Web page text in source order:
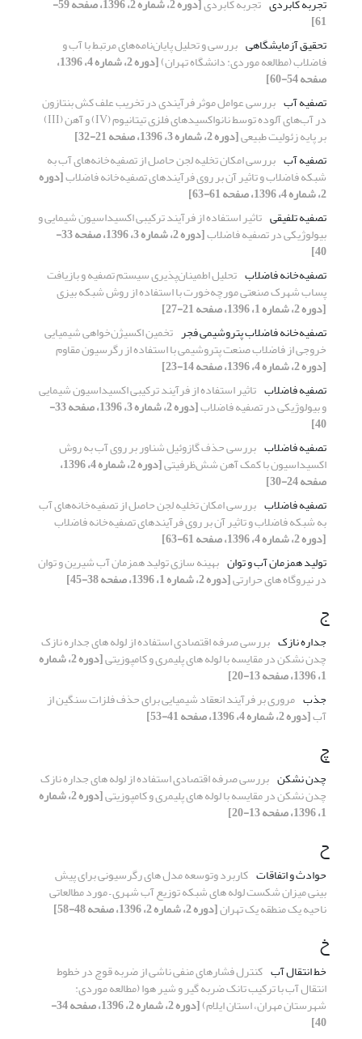
61]
تحقیق آزمایشگاهی بررسی و تحلیل پایان‌نامه‌های مرتبط با آب و
فاضلاب (مطالعه موردی: دانشگاه تهران) [دوره 2، شماره 4، 1396،
صفحه 54-60]
تصفیه آب بررسی عوامل موثر فرآیندی در تخریب علف کش بنتازون
در آب‌های آلوده توسط نانواکسیدهای فلزی تیتانیوم (IV) و آهن (III)
بر پایه زئولیت طبیعی[دوره 2، شماره 3، 1396، صفحه 21-32]
تصفیه آب بررسی امکان تخلیه لجن حاصل از تصفیه‌خانه‌های آب به
شبکه فاضلاب و تاثیر آن بر روی فرآیندهای تصفیه‌خانه فاضلاب[دوره
2، شماره 4، 1396، صفحه 61-63]
تصفیه تلفیقی تاثیر استفاده از فرآیند ترکیبی اکسیداسیون شیمایی و
بیولوژیکی در تصفیه فاضلاب [دوره 2، شماره 3، 1396، صفحه 33-
40]
تصفیه‌خانه فاضلاب تحلیل اطمینان‌پذیری سیستم تصفیه و بازیافت
پساب شهرک صنعتی مورچه‌خورت با استفاده از روش شبکه بیزی
[دوره 2، شماره 1، 1396، صفحه 21-27]
تصفیه‌خانه فاضلاب پتروشیمی فجر تخمین اکسیژن‌خواهی شیمیایی
خروجی از فاضلاب صنعت پتروشیمی با استفاده از رگرسیون مقاوم
[دوره 2، شماره 4، 1396، صفحه 14-23]
تصفیه فاضلاب تاثیر استفاده از فرآیند ترکیبی اکسیداسیون شیمایی
و بیولوژیکی در تصفیه فاضلاب [دوره 2، شماره 3، 1396، صفحه 33-
40]
تصفیه فاضلاب بررسی حذف گازوئیل شناور بر روی آب به روش
اکسیداسیون با کمک آهن شش‌ظرفیتی [دوره 2، شماره 4، 1396،
صفحه 24-30]
تصفیه فاضلاب بررسی امکان تخلیه لجن حاصل از تصفیه‌خانه‌های آب
به شبکه فاضلاب و تاثیر آن بر روی فرآیندهای تصفیه‌خانه فاضلاب
[دوره 2، شماره 4، 1396، صفحه 61-63]
تولید همزمان آب و توان بهینه سازی تولید همزمان آب شیرین و توان
در نیروگاه های حرارتی[دوره 2، شماره 1، 1396، صفحه 38-45]
ج
جداره نازک بررسی صرفه اقتصادی استفاده از لوله های جداره نازک
چدن نشکن در مقایسه با لوله های پلیمری و کامپوزیتی [دوره 2، شماره
1، 1396، صفحه 13-20]
جذب مروری بر فرآیند انعقاد شیمیایی برای حذف فلزات سنگین از
آب[دوره 2، شماره 4، 1396، صفحه 41-53]
چ
چدن نشکن بررسی صرفه اقتصادی استفاده از لوله های جداره نازک
چدن نشکن در مقایسه با لوله های پلیمری و کامپوزیتی [دوره 2، شماره
1، 1396، صفحه 13-20]
ح
حوادث و اتفاقات کاربرد وتوسعه مدل های رگرسیونی برای پیش
بینی میزان شکست لوله های شبکه توزیع آب شهری – مورد مطالعاتی
ناحیه یک منطقه یک تهران[دوره 2، شماره 2، 1396، صفحه 48-58]
خ
خط انتقال آب کنترل فشار‌های منفی ناشی از ضربه قوچ در خطوط
انتقال آب با ترکیب تانک ضربه گیر و شیر هوا (مطالعه موردی:
شهرستان مهران، استان ایلام) [دوره 2، شماره 2، 1396، صفحه 34-
40]